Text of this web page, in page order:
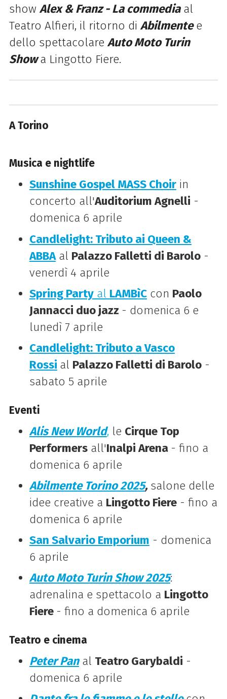
show Alex & Franz - La commediaal
Teatro Alfieri, il ritorno di Abilmentee
dello spettacolare Auto Moto Turin
Showa Lingotto Fiere.
A Torino
Musica e nightlife
Sunshine Gospel MASS Choirin
concerto all'Auditorium Agnelli -
domenica 6 aprile
Candlelight: Tributo ai Queen &
ABBAal Palazzo Falletti di Barolo-
venerdì 4 aprile
Spring Partyal LAMBìCcon Paolo
Jannacci duo jazz - domenica 6 e
lunedì 7 aprile
Candlelight: Tributo a Vasco
Rossi al Palazzo Falletti di Barolo-
sabato 5 aprile
Eventi
Alis New World,le Cirque Top
Performersall'Inalpi Arena - fino a
domenica 6 aprile
Abilmente Torino 2025,salone delle
idee creative a Lingotto Fiere- fino a
domenica 6 aprile
San Salvario Emporium - domenica
6 aprile
Auto Moto Turin Show 2025:
adrenalina e spettacolo a Lingotto
Fiere - fino a domenica 6 aprile
Teatro e cinema
Peter Panal Teatro Garybaldi -
domenica 6 aprile